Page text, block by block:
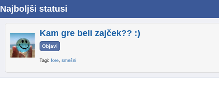
Najboljši statusi
Kam gre beli zajček?? :)
Objavi
Tagi: fore, smešni